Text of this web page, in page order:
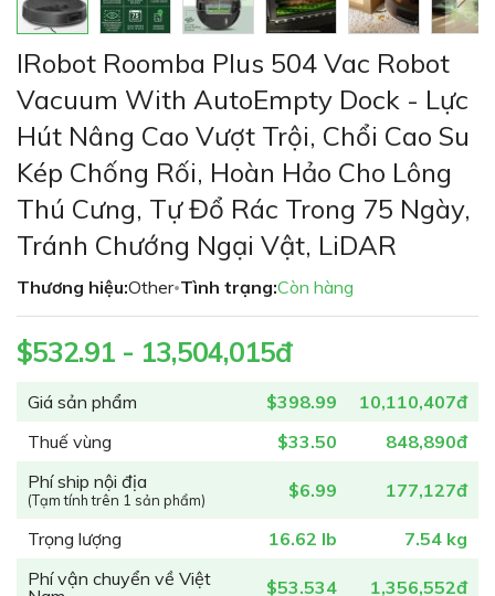
đến
phần
của
thư
hình
ảnh
IRobot Roomba Plus 504 Vac Robot
Vacuum With AutoEmpty Dock - Lực
Hút Nâng Cao Vượt Trội, Chổi Cao Su
Kép Chống Rối, Hoàn Hảo Cho Lông
Thú Cưng, Tự Đổ Rác Trong 75 Ngày,
Tránh Chướng Ngại Vật, LiDAR
Thương hiệu:Other•Tình trạng:Còn hàng
Giá sản phẩm $398.99
10,110,407đ
Thuế vùng
$33.50
848,890đ
Phí ship nội địa
(Tạm tính trên 1 sản phẩm) $6.99 177,127đ
Trọng lượng 16.62 lb
7.54 kg
Phí vận chuyển về Việt
$53.534 1,356,552đ
$532.91 - 13,504,015đ